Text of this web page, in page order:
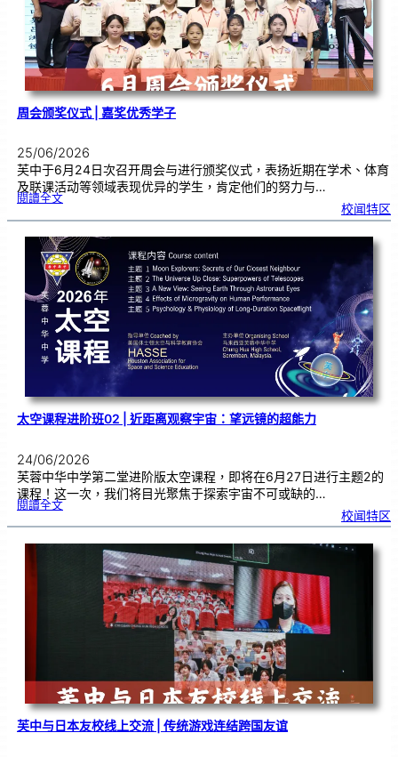
舞
台
以
鼓
交
流
周会颁奖仪式 | 嘉奖优秀学子
25/06/2026
芙中于6月24日次召开周会与进行颁奖仪式，表扬近期在学术、体育
及联课活动等领域表现优异的学生，肯定他们的努力与…
閱讀全文:周
奖
式
|嘉
奖
优
秀
学
子
校闻特区
太空课程进阶班02 | 近距离观察宇宙：望远镜的超能力
24/06/2026
芙蓉中华中学第二堂进阶版太空课程，即将在6月27日进行主题2的
课程！这一次，我们将目光聚焦于探索宇宙不可或缺的…
閱讀全文:太
程
阶
班
校闻特区
芙中与日本友校线上交流 | 传统游戏连结跨国友谊